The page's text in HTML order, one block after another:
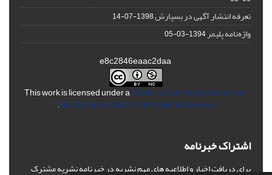
تعرفه انتشار آگهی در بسپارش1398-07-14
واژه‌نامه پلیمر1394-03-05
This work is licensed under aCreative Commons Attribution-
NonCommercial 4.0 International License
.
اشتراک خبرنامه
برای دریافت اخبار و اطلاعیه های مهم نشریه در خبرنامه نشریه مشترک